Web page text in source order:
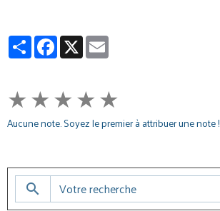
PartagerFacebook
X
★★★★★
Aucune note. Soyez le premier à attribuer une note !